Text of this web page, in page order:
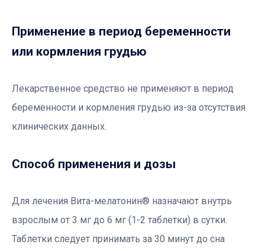
Применение в период беременности
или кормления грудью
Лекарственное средство не применяют в период
беременности и кормления грудью из-за отсутствия
клинических данных.
Способ применения и дозы
Для лечения Вита-мелатонин® назначают внутрь
взрослым от 3 мг до 6 мг (1-2 таблетки) в сутки.
Таблетки следует принимать за 30 минут до сна